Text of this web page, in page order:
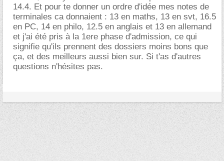
14.4. Et pour te donner un ordre d'idée mes notes de
terminales ca donnaient : 13 en maths, 13 en svt, 16.5
en PC, 14 en philo, 12.5 en anglais et 13 en allemand
et j'ai été pris à la 1ere phase d'admission, ce qui
signifie qu'ils prennent des dossiers moins bons que
ça, et des meilleurs aussi bien sur. Si t'as d'autres
questions n'hésites pas.